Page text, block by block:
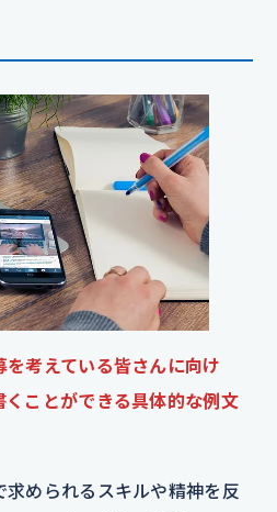
考えている皆さんに向け
ことができる具体的な例文
められるスキルや精神を反